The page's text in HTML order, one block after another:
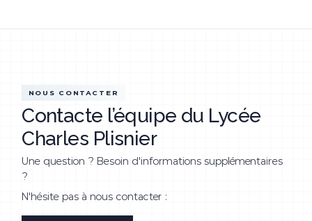
NOUS CONTACTER
Contacte l’équipe du Lycée
Charles Plisnier
Une question ? Besoin d'informations supplémentaires
?
N'hésite pas à nous contacter :